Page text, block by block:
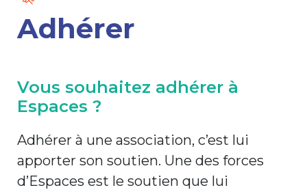
Adhérer
Vous souhaitez adhérer à
Espaces ?
Adhérer à une association, c’est lui
apporter son soutien. Une des forces
d’Espaces est le soutien que lui